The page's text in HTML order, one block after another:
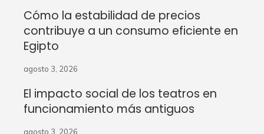
Cómo la estabilidad de precios
contribuye a un consumo eficiente en
Egipto
agosto 3, 2026
El impacto social de los teatros en
funcionamiento más antiguos
agosto 3, 2026